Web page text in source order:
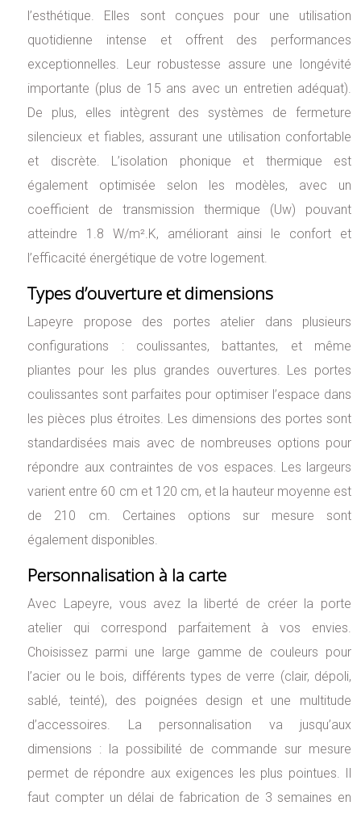
l’esthétique. Elles sont conçues pour une utilisation
quotidienne intense et offrent des performances
exceptionnelles. Leur robustesse assure une longévité
importante (plus de 15 ans avec un entretien adéquat).
De plus, elles intègrent des systèmes de fermeture
silencieux et fiables, assurant une utilisation confortable
et discrète. L’isolation phonique et thermique est
également optimisée selon les modèles, avec un
coefficient de transmission thermique (Uw) pouvant
atteindre 1.8 W/m².K, améliorant ainsi le confort et
l’efficacité énergétique de votre logement.
Types d’ouverture et dimensions
Lapeyre propose des portes atelier dans plusieurs
configurations : coulissantes, battantes, et même
pliantes pour les plus grandes ouvertures. Les portes
coulissantes sont parfaites pour optimiser l’espace dans
les pièces plus étroites. Les dimensions des portes sont
standardisées mais avec de nombreuses options pour
répondre aux contraintes de vos espaces. Les largeurs
varient entre 60 cm et 120 cm, et la hauteur moyenne est
de 210 cm. Certaines options sur mesure sont
également disponibles.
Personnalisation à la carte
Avec Lapeyre, vous avez la liberté de créer la porte
atelier qui correspond parfaitement à vos envies.
Choisissez parmi une large gamme de couleurs pour
l’acier ou le bois, différents types de verre (clair, dépoli,
sablé, teinté), des poignées design et une multitude
d’accessoires. La personnalisation va jusqu’aux
dimensions : la possibilité de commande sur mesure
permet de répondre aux exigences les plus pointues. Il
faut compter un délai de fabrication de 3 semaines en